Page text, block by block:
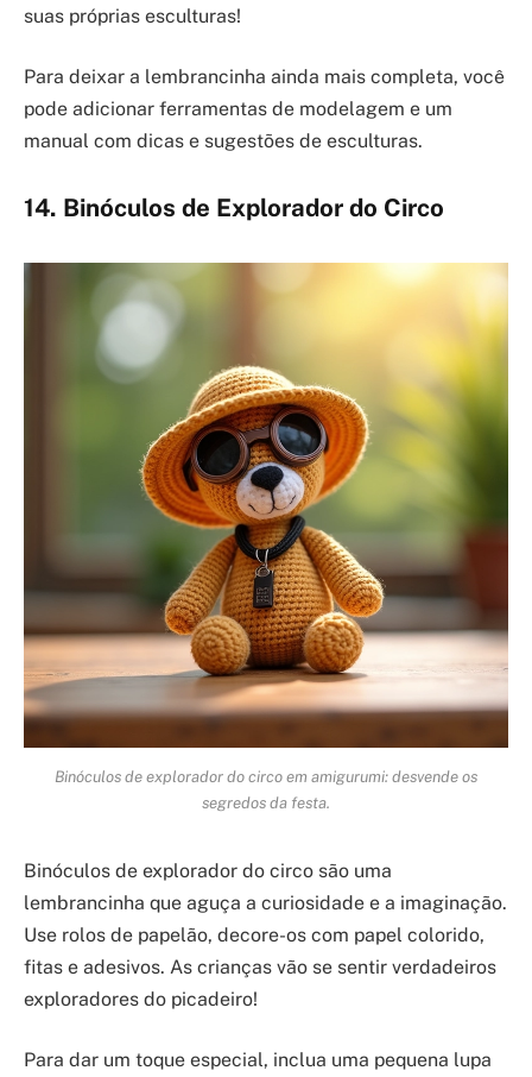
suas próprias esculturas!
Para deixar a lembrancinha ainda mais completa, você
pode adicionar ferramentas de modelagem e um
manual com dicas e sugestões de esculturas.
14. Binóculos de Explorador do Circo
Binóculos de explorador do circo em amigurumi: desvende os
segredos da festa.
Binóculos de explorador do circo são uma
lembrancinha que aguça a curiosidade e a imaginação.
Use rolos de papelão, decore-os com papel colorido,
fitas e adesivos. As crianças vão se sentir verdadeiros
exploradores do picadeiro!
Para dar um toque especial, inclua uma pequena lupa